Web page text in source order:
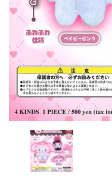
景品・玩具・文具
販促用カプセルトイ
よくあ